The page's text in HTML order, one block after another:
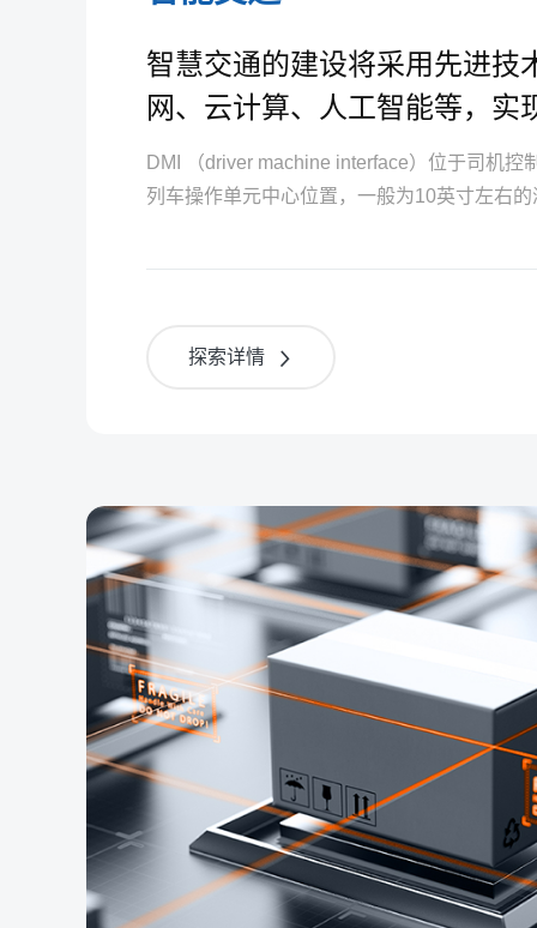
智慧交通的建设将采用先进技
网、云计算、人工智能等，实
时监控和处理，为交通枢纽提
效、安全的服务。
DMI （driver machine interface）位于司机控
列车操作单元中心位置，一般为10英寸左右
探索详情